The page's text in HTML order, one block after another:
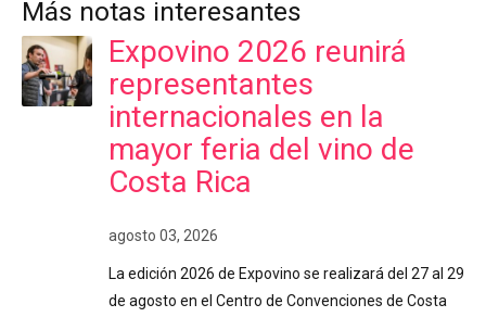
Más notas interesantes
Expovino 2026 reunirá
representantes
internacionales en la
mayor feria del vino de
Costa Rica
agosto 03, 2026
La edición 2026 de Expovino se realizará del 27 al 29
de agosto en el Centro de Convenciones de Costa